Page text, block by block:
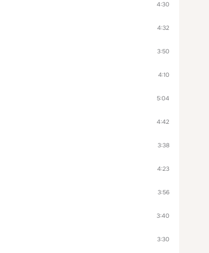
4:30
4:32
3:50
4:10
5:04
4:42
3:38
4:23
3:56
3:40
3:30